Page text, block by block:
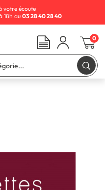
votre écoute
18h au 03 28 40 28 40
0